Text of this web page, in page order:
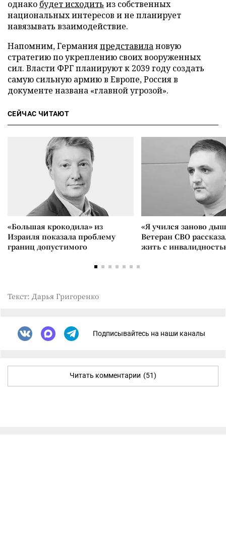
однако будет исходить из собственных
национальных интересов и не планирует
навязывать взаимодействие.
Напомним, Германияпредставилановую
стратегию по укреплению своих вооруженных
сил. Власти ФРГ планируют к 2039 году создать
самую сильную армию в Европе, Россия в
документе названа «главной угрозой».
СЕЙЧАС ЧИТАЮТ
«Большая крокодила» из
Израиля показала проблему
границ допустимого
«Я учился заново
Ветеран СВО
жить с
Текст: Дарья Григоренко
Подписывайтесь на наши каналы
Читать комментарии (51)